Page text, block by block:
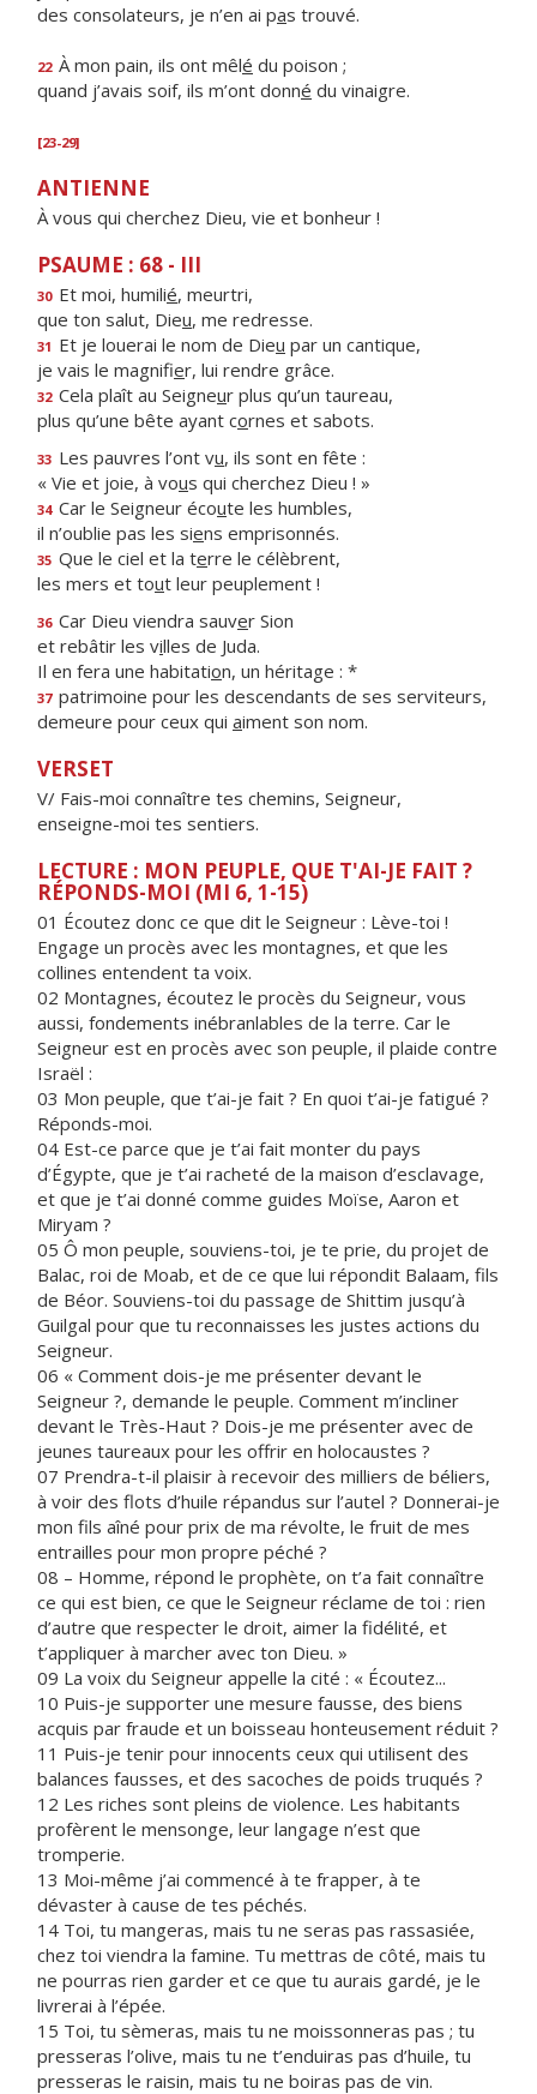
des consolateurs, je n’en ai pas trouvé.
22 À mon pain, ils ont mêlé du poison ;
quand j’avais soif, ils m’ont donné du vinaigre.
[23-29]
ANTIENNE
À vous qui cherchez Dieu, vie et bonheur !
PSAUME : 68 - III
30 Et moi, humilié, meurtri,
que ton salut, Dieu, me redresse.
31 Et je louerai le nom de Dieu par un cantique,
je vais le magnifier, lui rendre grâce.
32 Cela plaît au Seigneur plus qu’un taureau,
plus qu’une bête ayant cornes et sabots.
33 Les pauvres l’ont vu, ils sont en fête :
« Vie et joie, à vous qui cherchez Dieu ! »
34 Car le Seigneur écoute les humbles,
il n’oublie pas les siens emprisonnés.
35 Que le ciel et la terre le célèbrent,
les mers et tout leur peuplement !
36 Car Dieu viendra sauver Sion
et rebâtir les villes de Juda.
Il en fera une habitation, un héritage : *
37 patrimoine pour les descendants de ses serviteurs,
demeure pour ceux qui aiment son nom.
VERSET
V/ Fais-moi connaître tes chemins, Seigneur,
enseigne-moi tes sentiers.
LECTURE : MON PEUPLE, QUE T'AI-JE FAIT ?
RÉPONDS-MOI (MI 6, 1-15)
01 Écoutez donc ce que dit le Seigneur : Lève-toi !
Engage un procès avec les montagnes, et que les
collines entendent ta voix.
02 Montagnes, écoutez le procès du Seigneur, vous
aussi, fondements inébranlables de la terre. Car le
Seigneur est en procès avec son peuple, il plaide contre
Israël :
03 Mon peuple, que t’ai-je fait ? En quoi t’ai-je fatigué ?
Réponds-moi.
04 Est-ce parce que je t’ai fait monter du pays
d’Égypte, que je t’ai racheté de la maison d’esclavage,
et que je t’ai donné comme guides Moïse, Aaron et
Miryam ?
05 Ô mon peuple, souviens-toi, je te prie, du projet de
Balac, roi de Moab, et de ce que lui répondit Balaam, fils
de Béor. Souviens-toi du passage de Shittim jusqu’à
Guilgal pour que tu reconnaisses les justes actions du
Seigneur.
06 « Comment dois-je me présenter devant le
Seigneur ?, demande le peuple. Comment m’incliner
devant le Très-Haut ? Dois-je me présenter avec de
jeunes taureaux pour les offrir en holocaustes ?
07 Prendra-t-il plaisir à recevoir des milliers de béliers,
à voir des flots d’huile répandus sur l’autel ? Donnerai-je
mon fils aîné pour prix de ma révolte, le fruit de mes
entrailles pour mon propre péché ?
08 – Homme, répond le prophète, on t’a fait connaître
ce qui est bien, ce que le Seigneur réclame de toi : rien
d’autre que respecter le droit, aimer la fidélité, et
t’appliquer à marcher avec ton Dieu. »
09 La voix du Seigneur appelle la cité : « Écoutez...
10 Puis-je supporter une mesure fausse, des biens
acquis par fraude et un boisseau honteusement réduit ?
11 Puis-je tenir pour innocents ceux qui utilisent des
balances fausses, et des sacoches de poids truqués ?
12 Les riches sont pleins de violence. Les habitants
profèrent le mensonge, leur langage n’est que
tromperie.
13 Moi-même j’ai commencé à te frapper, à te
dévaster à cause de tes péchés.
14 Toi, tu mangeras, mais tu ne seras pas rassasiée,
chez toi viendra la famine. Tu mettras de côté, mais tu
ne pourras rien garder et ce que tu aurais gardé, je le
livrerai à l’épée.
15 Toi, tu sèmeras, mais tu ne moissonneras pas ; tu
presseras l’olive, mais tu ne t’enduiras pas d’huile, tu
presseras le raisin, mais tu ne boiras pas de vin.